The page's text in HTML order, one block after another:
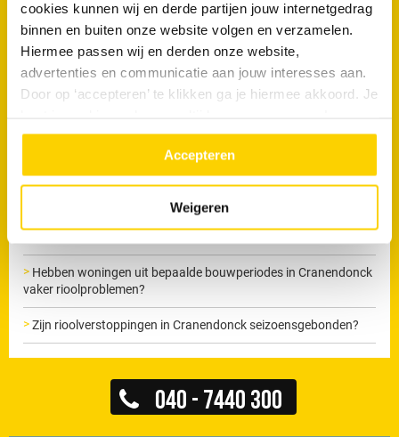
cookies kunnen wij en derde partijen jouw internetgedrag
binnen en buiten onze website volgen en verzamelen.
Hiermee passen wij en derden onze website,
advertenties en communicatie aan jouw interesses aan.
Door op ‘accepteren’ te klikken ga je hiermee akkoord. Je
meer over in onsprivacy beleid.
Accepteren
Weigeren
Maak nu een afspraak
Veelgestelde vragen
Zijn oudere woningen in Cranendonck gevoeliger voor
verstoppingen?
Kunnen verzakkingen in Cranendonck leiden tot
Hebben woningen uit bepaalde bouwperiodes in Cranendonck
vaker rioolproblemen?
Zijn rioolverstoppingen in Cranendonck seizoensgebonden?
040 - 7440 300